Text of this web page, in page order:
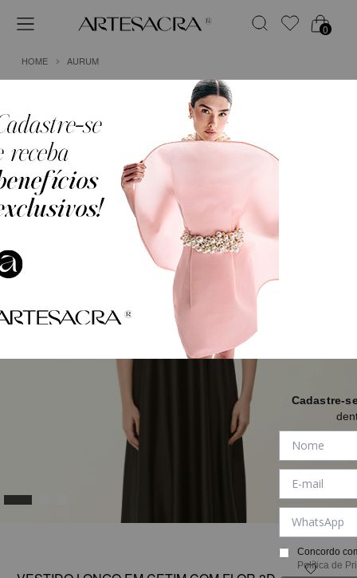
0
HOME AURUM
1
Cadastre-
Concordo
Política de